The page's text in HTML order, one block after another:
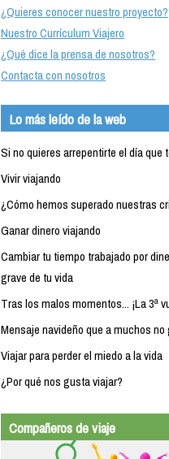
¿Quieres conocer nuestro proyecto?
Nuestro Currículum Viajero
¿Qué dice la prensa de nosotros?
Contacta con nosotros
Lo más leído de la web
Si no quieres arrepentirte el día que
Vivir viajando
¿Cómo hemos superado nuestras
Ganar dinero viajando
Cambiar tu tiempo trabajado por
grave de tu vida
Tras los malos momentos... ¡La 3ª
Mensaje navideño que a muchos
Viajar para perder el miedo a la vida
¿Por qué nos gusta viajar?
Compañeros de viaje